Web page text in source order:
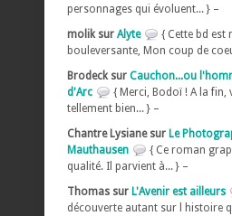
personnages qui évoluent... } –
molik sur Alyte
{ Cette bd est
bouleversante, Mon coup de
Brodeck sur Cauchon...ou
d'Arc
{ Merci, Bodoï ! A la fin,
tellement bien... } –
Chantre Lysiane sur Le
Mauthausen
{ Ce roman
qualité. Il parvient à... } –
Thomas sur L'Avenir est ailleurs
découverte autant sur l histoire